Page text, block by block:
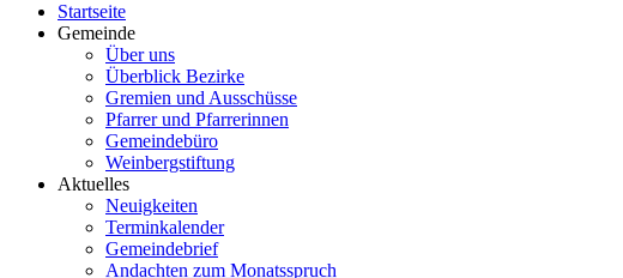
Startseite
Gemeinde
Über uns
Überblick Bezirke
Gremien und Ausschüsse
Pfarrer und Pfarrerinnen
Gemeindebüro
Weinbergstiftung
Aktuelles
Neuigkeiten
Terminkalender
Gemeindebrief
Andachten zum Monatsspruch